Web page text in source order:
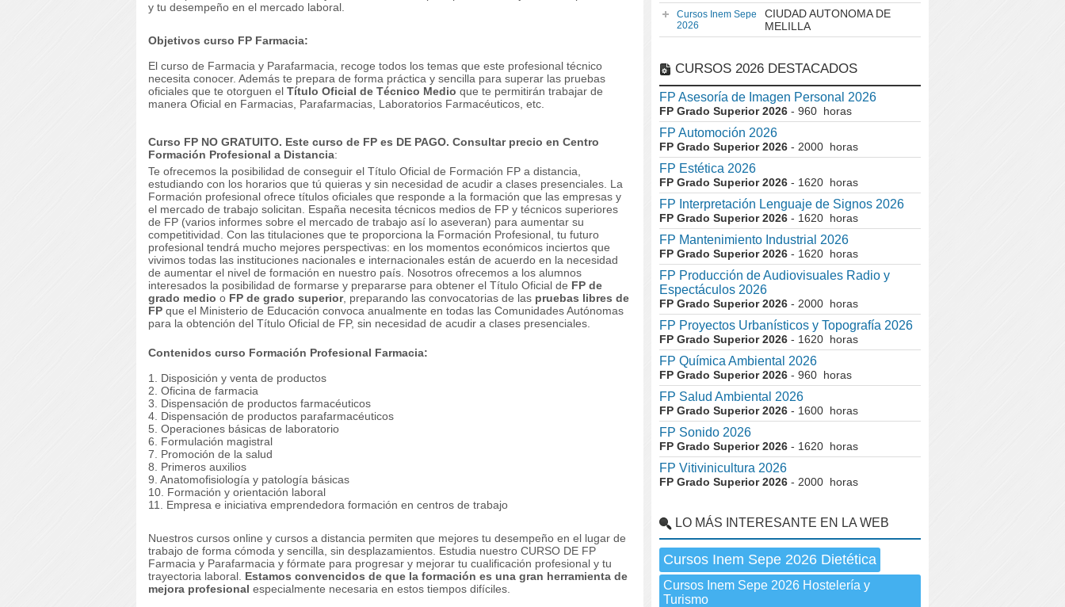
y tu desempeño en el mercado laboral.
Objetivos curso FP Farmacia:
El curso de Farmacia y Parafarmacia, recoge todos los temas que este profesional técnico
necesita conocer. Además te prepara de forma práctica y sencilla para superar las pruebas
oficiales que te otorguen el Título Oficial de Técnico Medio que te permitirán trabajar de
manera Oficial en Farmacias, Parafarmacias, Laboratorios Farmacéuticos, etc.
Curso FP NO GRATUITO. Este curso de FP es DE PAGO. Consultar precio en Centro
Formación Profesional a Distancia:
Te ofrecemos la posibilidad de conseguir el Título Oficial de Formación FP a distancia,
estudiando con los horarios que tú quieras y sin necesidad de acudir a clases presenciales. La
Formación profesional ofrece títulos oficiales que responde a la formación que las empresas y
el mercado de trabajo solicitan. España necesita técnicos medios de FP y técnicos superiores
de FP (varios informes sobre el mercado de trabajo así lo aseveran) para aumentar su
competitividad. Con las titulaciones que te proporciona la Formación Profesional, tu futuro
profesional tendrá mucho mejores perspectivas: en los momentos económicos inciertos que
vivimos todas las instituciones nacionales e internacionales están de acuerdo en la necesidad
de aumentar el nivel de formación en nuestro país. Nosotros ofrecemos a los alumnos
interesados la posibilidad de formarse y prepararse para obtener el Título Oficial de FP de
grado medio o FP de grado superior, preparando las convocatorias de las pruebas libres de
FP que el Ministerio de Educación convoca anualmente en todas las Comunidades Autónomas
para la obtención del Título Oficial de FP, sin necesidad de acudir a clases presenciales.
Contenidos curso Formación Profesional Farmacia:
1. Disposición y venta de productos
2. Oficina de farmacia
3. Dispensación de productos farmacéuticos
4. Dispensación de productos parafarmacéuticos
5. Operaciones básicas de laboratorio
6. Formulación magistral
7. Promoción de la salud
8. Primeros auxilios
9. Anatomofisiología y patología básicas
10. Formación y orientación laboral
11. Empresa e iniciativa emprendedora formación en centros de trabajo
Nuestros cursos online y cursos a distancia permiten que mejores tu desempeño en el lugar de
trabajo de forma cómoda y sencilla, sin desplazamientos. Estudia nuestro CURSO DE FP
Farmacia y Parafarmacia y fórmate para progresar y mejorar tu cualificación profesional y tu
trayectoria laboral. Estamos convencidos de que la formación es una gran herramienta de
mejora profesional especialmente necesaria en estos tiempos difíciles.
Cursos Inem Sepe
2026
CIUDAD AUTONOMA DE
MELILLA
CURSOS 2026 DESTACADOS
FP Asesoría de Imagen Personal 2026
FP Grado Superior 2026 - 960 horas
FP Automoción 2026
FP Grado Superior 2026 - 2000 horas
FP Estética 2026
FP Grado Superior 2026 - 1620 horas
FP Interpretación Lenguaje de Signos 2026
FP Grado Superior 2026 - 1620 horas
FP Mantenimiento Industrial 2026
FP Grado Superior 2026 - 1620 horas
FP Producción de Audiovisuales Radio y
Espectáculos 2026
FP Grado Superior 2026 - 2000 horas
FP Proyectos Urbanísticos y Topografía 2026
FP Grado Superior 2026 - 1620 horas
FP Química Ambiental 2026
FP Grado Superior 2026 - 960 horas
FP Salud Ambiental 2026
FP Grado Superior 2026 - 1600 horas
FP Sonido 2026
FP Grado Superior 2026 - 1620 horas
FP Vitivinicultura 2026
FP Grado Superior 2026 - 2000 horas
LO MÁS INTERESANTE EN LA WEB
Cursos Inem Sepe 2026 Dietética
Cursos Inem Sepe 2026 Hostelería y
Turismo